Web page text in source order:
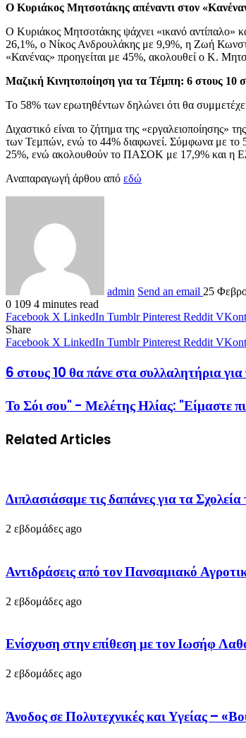
Ο Κυριάκος Μητσοτάκης απέναντι στον
Ο Κυριάκος Μητσοτάκης ψάχνει «ικανό αντίπαλο»
26,1%, ο Νίκος Ανδρουλάκης με 9,9%, η Ζωή
«Κανένας» προηγείται με 45%, ακολουθεί ο Κ.
Μαζική Κινητοποίηση για τα Τέμπη: 6 στους 10
Το 58% των ερωτηθέντων δηλώνει ότι θα
Διχαστικό είναι το ζήτημα της «εργαλειοποίησης»
των Τεμπών, ενώ το 44% διαφωνεί. Σύμφωνα με το
25%, ενώ ακολουθούν το ΠΑΣΟΚ με 17,9% και η
Αναπαραγωγή άρθου από εδώ
admin Send an email 25
0 109 4 minutes read
Facebook X LinkedIn Tumblr Pinterest Reddit
Share
Facebook X LinkedIn Tumblr Pinterest Reddit
6 στους 10 θα πάνε στα συλλαλητήρια
Το Σόι σου" - Μελέτης Ηλίας: "Είμαστε
Related Articles
Διπλασιάσαμε τις δαπάνες για τα
2 εβδομάδες ago
Αντιδράσεις από τον Πανσαμιακό
2 εβδομάδες ago
Ενίσχυση στην επίθεση με τον Ιωσήφ
2 εβδομάδες ago
Άνοδος σε Πολυτεχνικές και Υγείας –